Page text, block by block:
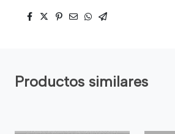
Productos similares